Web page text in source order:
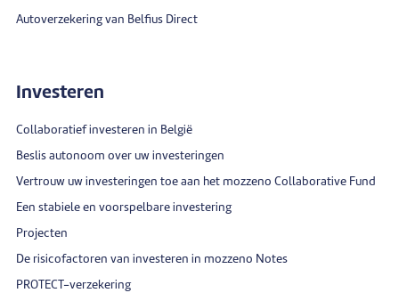
Autoverzekering van Belfius Direct
Investeren
Collaboratief investeren in België
Beslis autonoom over uw investeringen
Vertrouw uw investeringen toe aan het mozzeno Collaborative Fund
Een stabiele en voorspelbare investering
Projecten
De risicofactoren van investeren in mozzeno Notes
PROTECT-verzekering